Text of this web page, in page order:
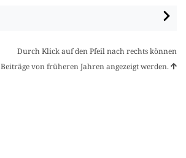
Durch Klick auf den Pfeil nach rechts können
Beiträge von früheren Jahren angezeigt werden.